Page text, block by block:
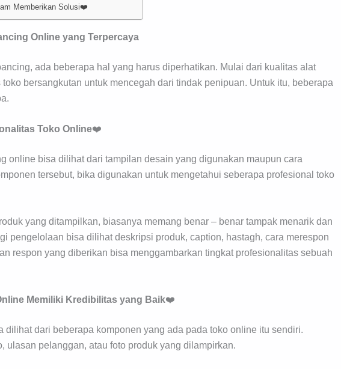
Memberikan Solusi❤️
Online yang Terpercaya
ada beberapa hal yang harus diperhatikan. Mulai dari kualitas alat
bersangkutan untuk mencegah dari tindak penipuan. Untuk itu, beberapa
Toko Online❤️
online bisa dilihat dari tampilan desain yang digunakan maupun cara
tersebut, bika digunakan untuk mengetahui seberapa profesional toko
yang ditampilkan, biasanya memang benar – benar tampak menarik dan
pengelolaan bisa dilihat deskripsi produk, caption, hastagh, cara merespon
respon yang diberikan bisa menggambarkan tingkat profesionalitas sebuah
Memiliki Kredibilitas yang Baik❤️
dilihat dari beberapa komponen yang ada pada toko online itu sendiri.
ulasan pelanggan, atau foto produk yang dilampirkan.